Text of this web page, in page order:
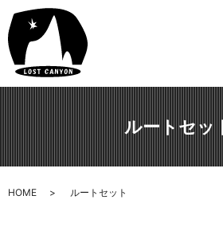
ルートセッ
HOME ルートセット